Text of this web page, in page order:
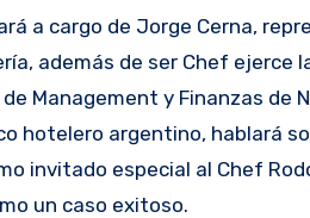
a cargo de Jorge Cerna,
además de ser Chef ejerce
Management y Finanzas de
hotelero argentino, hablará
invitado especial al Chef
un caso exitoso.